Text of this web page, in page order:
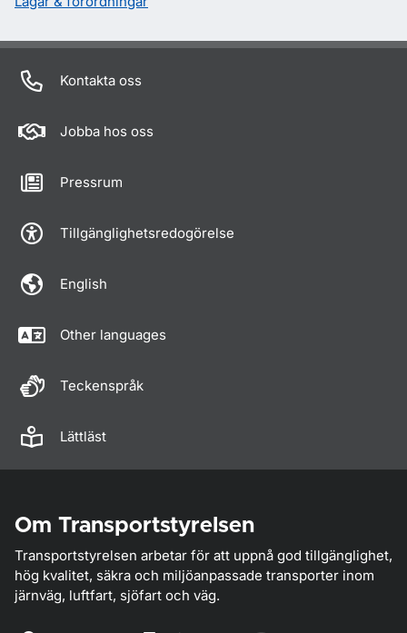
Kontakta oss
Jobba hos oss
Pressrum
Tillgänglighetsredogörelse
English
Other languages
Teckenspråk
Lättläst
Om Transportstyrelsen
Transportstyrelsen arbetar för att uppnå god tillgänglighet,
hög kvalitet, säkra och miljöanpassade transporter inom
järnväg, luftfart, sjöfart och väg.